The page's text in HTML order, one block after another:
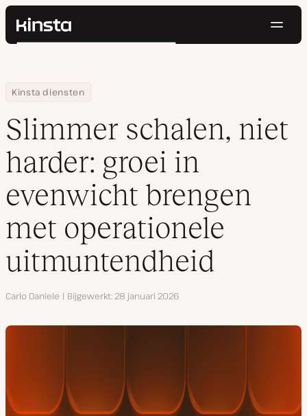
Kinsta®
Prijzen
Contact
Zoeken
Home
Hulpbronnen
Blog
Kinsta diensten
Slimmer schalen, niet harder: groei in evenwicht brengen met
Slimmer schalen, niet
harder: groei in
evenwicht brengen
met operationele
uitmuntendheid
Auteur
Carlo Daniele Bijgewerkt 28 januari 2026